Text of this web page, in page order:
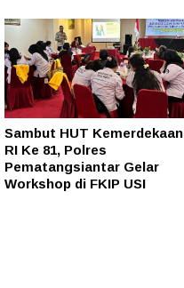
Sambut HUT Kemerdekaan
RI Ke 81, Polres
Pematangsiantar Gelar
Workshop di FKIP USI